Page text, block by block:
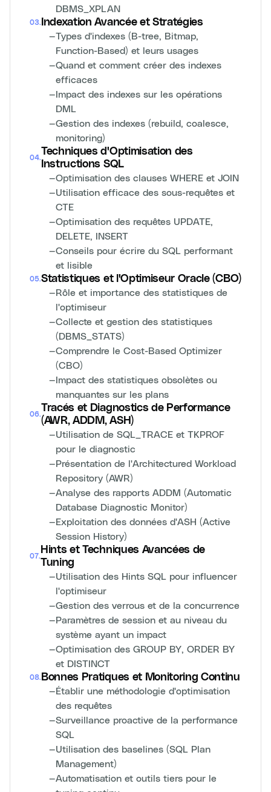
DBMS_XPLAN
03. Indexation Avancée et Stratégies
—Types d'indexes (B-tree, Bitmap,
Function-Based) et leurs usages
—Quand et comment créer des indexes
efficaces
—Impact des indexes sur les opérations
DML
—Gestion des indexes (rebuild, coalesce,
monitoring)
04.
Techniques d'Optimisation des
Instructions SQL
—Optimisation des clauses WHERE et JOIN
—Utilisation efficace des sous-requêtes et
CTE
—Optimisation des requêtes UPDATE,
DELETE, INSERT
—Conseils pour écrire du SQL performant
et lisible
05.Statistiques et l'Optimiseur Oracle (CBO)
—Rôle et importance des statistiques de
l'optimiseur
—Collecte et gestion des statistiques
(DBMS_STATS)
—Comprendre le Cost-Based Optimizer
(CBO)
—Impact des statistiques obsolètes ou
manquantes sur les plans
06.
Tracés et Diagnostics de Performance
(AWR, ADDM, ASH)
—Utilisation de SQL_TRACE et TKPROF
pour le diagnostic
—Présentation de l'Architectured Workload
Repository (AWR)
—Analyse des rapports ADDM (Automatic
Database Diagnostic Monitor)
—Exploitation des données d'ASH (Active
Session History)
07.
Hints et Techniques Avancées de
Tuning
—Utilisation des Hints SQL pour influencer
l'optimiseur
—Gestion des verrous et de la concurrence
—Paramètres de session et au niveau du
système ayant un impact
—Optimisation des GROUP BY, ORDER BY
et DISTINCT
08. Bonnes Pratiques et Monitoring Continu
—Établir une méthodologie d'optimisation
des requêtes
—Surveillance proactive de la performance
SQL
—Utilisation des baselines (SQL Plan
Management)
—Automatisation et outils tiers pour le